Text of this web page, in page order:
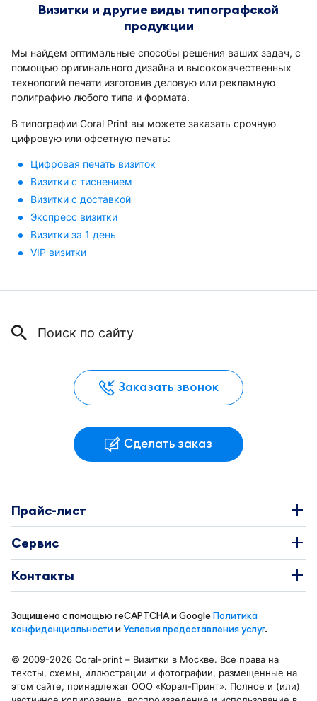
Визитки и другие виды типографской
продукции
Мы найдем оптимальные способы решения ваших задач, с
помощью оригинального дизайна и высококачественных
технологий печати изготовив деловую или рекламную
полиграфию любого типа и формата.
В типографии Coral Print вы можете заказать срочную
цифровую или офсетную печать:
Цифровая печать визиток
Визитки с тиснением
Визитки с доставкой
Экспресс визитки
Визитки за 1 день
VIP визитки
Заказать звонок
Сделать заказ
Прайс-лист
Этикетки
Буклеты
Визитки
Бирки и воблеры
Календари
Сервис
Требования к макетам
Доставка и оплата
Карта сайта
Блог
Контакты
info@coral-print.ru
Отделения в Москве
Защищено с помощью reCAPTCHA и GoogleПолитика
конфиденциальностииУсловия предоставления услуг.
© 2009-2026 Coral-print – Визитки в Москве. Все права на
тексты, схемы, иллюстрации и фотографии, размещенные на
этом сайте, принадлежат ООО «Корал-Принт». Полное и (или)